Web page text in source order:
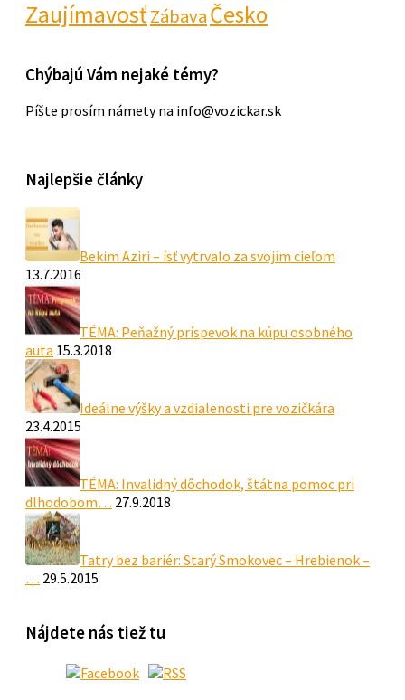
ZaujímavosťZábavaČesko
Chýbajú Vám nejaké témy?
Píšte prosím námety na info@vozickar.sk
Najlepšie články
Bekim Aziri – ísť vytrvalo za svojím cieľom
13.7.2016
TÉMA: Peňažný príspevok na kúpu osobného
auta 15.3.2018
Ideálne výšky a vzdialenosti pre vozičkára
23.4.2015
TÉMA: Invalidný dôchodok, štátna pomoc pri
dlhodobom… 27.9.2018
Tatry bez bariér: Starý Smokovec – Hrebienok –
… 29.5.2015
Nájdete nás tiež tu